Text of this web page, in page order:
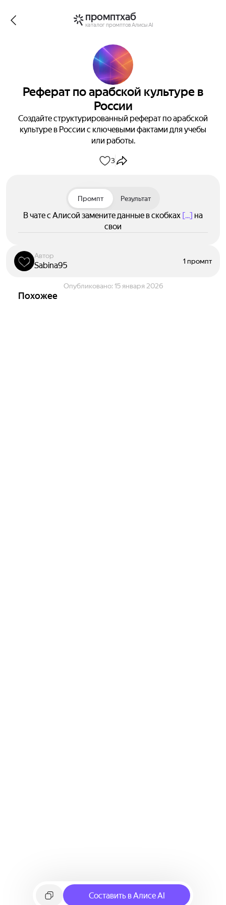
промптхаб
каталог промптов Алисы AI
Реферат по арабской культуре в
России
Создайте структурированный реферат по арабской
культуре в России с ключевыми фактами для учебы
или работы.
3
Промпт Результат
В чате с Алисой замените данные в скобках [...] на
свои
Автор
Sabina95 1 промпт
Опубликовано: 15 января 2026
Похожее
Составить в Алисе AI